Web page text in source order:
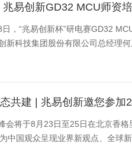
兆易创新GD32 MCU师资
会在厦门大学成功举办，来自全国40余所高校的80位一线教师和合作企业嘉宾到场参加本次培训研讨，气氛
新科技集团股份有限公司总经理何
共建 | 兆易创新邀您参加
中国观众呈现业界新观点、全球新